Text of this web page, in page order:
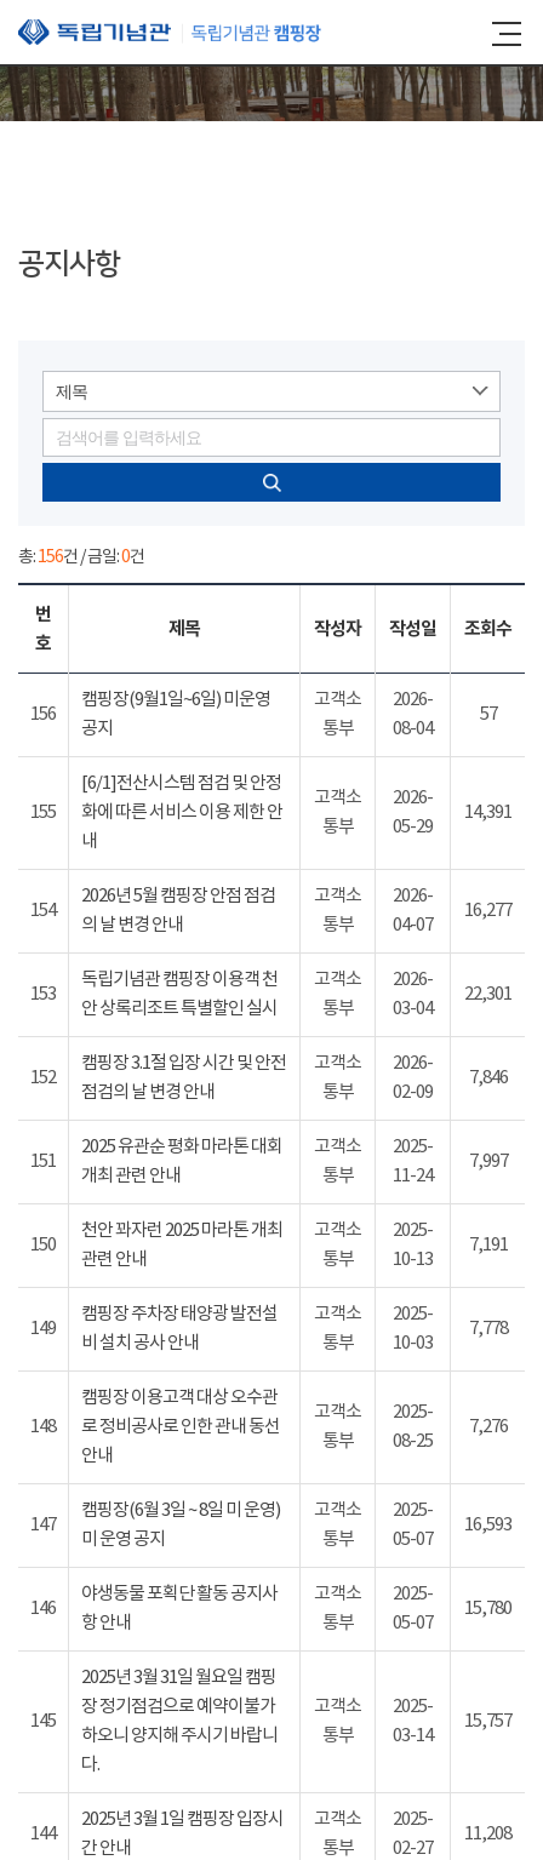
본문 바로가기
공지사항
제목
총:156건 / 금일:0건
번
호
제목 작성자 작성일 조회수
156
캠핑장(9월1일~6일) 미운영
공지
고객소
통부
2026-
08-04
57
155
[6/1]전산시스템 점검 및 안정
화에 따른 서비스 이용 제한 안
내
고객소
통부
2026-
05-29
14,391
154
2026년 5월 캠핑장 안점 점검
의 날 변경 안내
고객소
통부
2026-
04-07
16,277
153
독립기념관 캠핑장 이용객 천
안 상록리조트 특별할인 실시
고객소
통부
2026-
03-04
22,301
152
캠핑장 3.1절 입장 시간 및 안전
점검의 날 변경 안내
고객소
통부
2026-
02-09
7,846
151
2025 유관순 평화 마라톤 대회
개최 관련 안내
고객소
통부
2025-
11-24
7,997
150
천안 꽈자런 2025 마라톤 개최
관련 안내
고객소
통부
2025-
10-13
7,191
149
캠핑장 주차장 태양광 발전설
비 설치 공사 안내
고객소
통부
2025-
10-03
7,778
148
캠핑장 이용고객 대상 오수관
로 정비공사로 인한 관내 동선
안내
고객소
통부
2025-
08-25
7,276
147
캠핑장(6월 3일 ~ 8일 미 운영)
미 운영 공지
고객소
통부
2025-
05-07
16,593
146
야생동물 포획단 활동 공지사
항 안내
고객소
통부
2025-
05-07
15,780
145
2025년 3월 31일 월요일 캠핑
장 정기점검으로 예약이불가
하오니 양지해 주시기 바랍니
다.
고객소
통부
2025-
03-14
15,757
144
2025년 3월 1일 캠핑장 입장시
간 안내
고객소
통부
2025-
02-27
11,208